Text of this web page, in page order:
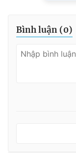
Bình luận (0)